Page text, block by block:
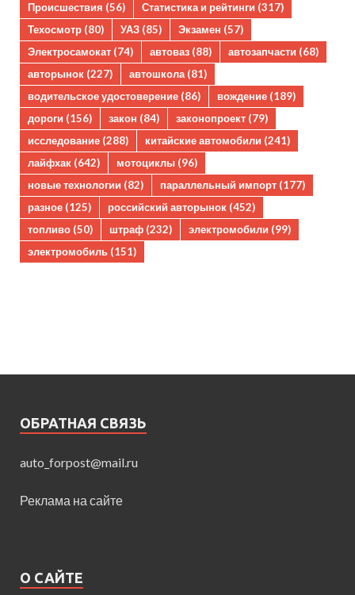
Происшествия (56) Статистика и рейтинги (317)
Техосмотр (80) УАЗ (85) Экзамен (57)
Электросамокат (74) автоваз (88) автозапчасти (68)
авторынок (227) автошкола(81)
водительское удостоверение (86) вождение (189)
дороги (156) закон (84) законопроект (79)
исследование (288) китайские автомобили (241)
лайфхак (642) мотоциклы (96)
новые технологии (82) параллельный импорт (177)
разное (125) российский авторынок (452)
топливо (50) штраф (232) электромобили (99)
электромобиль (151)
ОБРАТНАЯ СВЯЗЬ
auto_forpost@mail.ru
Реклама на сайте
О САЙТЕ